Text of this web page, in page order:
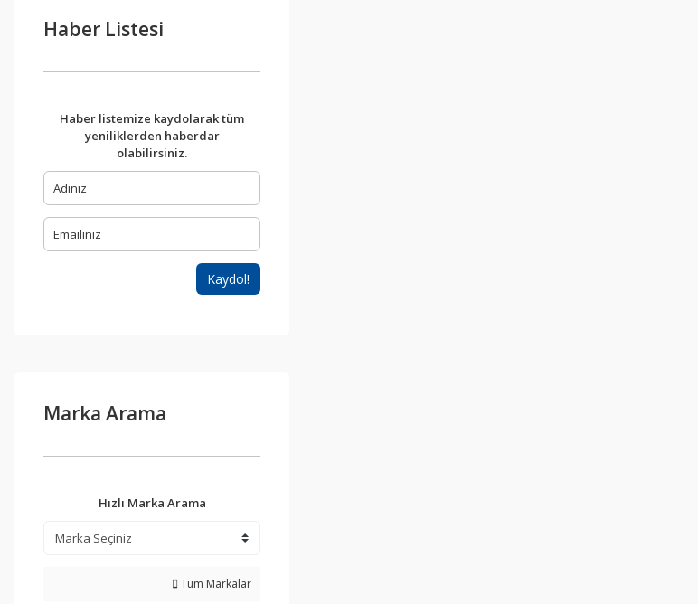
Sunmight (2)
Haber Listesi
Haber listemize kaydolarak tüm
yeniliklerden haberdar
olabilirsiniz.
Kaydol!
Marka Arama
Hızlı Marka Arama
Tüm Markalar